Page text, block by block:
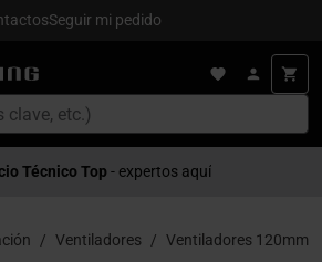
Seguir mi pedido
Técnico Top - expertos aquí
Ventiladores Ventiladores 120mm